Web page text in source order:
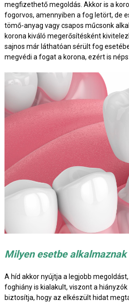
megfizethető megoldás. Akkor is a
fogorvos, amennyiben a fog letört, de
tömő-anyag vagy csapos műcsonk
korona kiváló megerősítésként
sajnos már láthatóan sérült fog
megvédi a fogat a korona, ezért is
Milyen esetbe
A híd akkor nyújtja a legjobb
foghiány is kialakult, viszont a
biztosítja, hogy az elkészült hidat